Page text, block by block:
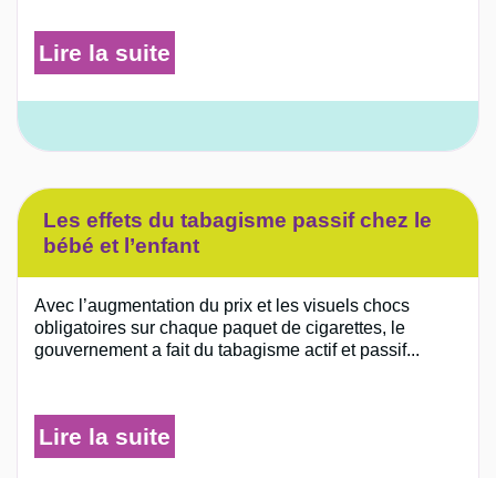
Lire la suite
Les effets du tabagisme passif chez le
bébé et l’enfant
Avec l’augmentation du prix et les visuels chocs
obligatoires sur chaque paquet de cigarettes, le
gouvernement a fait du tabagisme actif et passif...
Lire la suite